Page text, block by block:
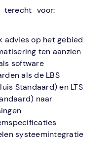
voor:
advies op het gebied
ten aanzien
software
als de LBS
Standaard) en LTS
naar
systeemintegratie